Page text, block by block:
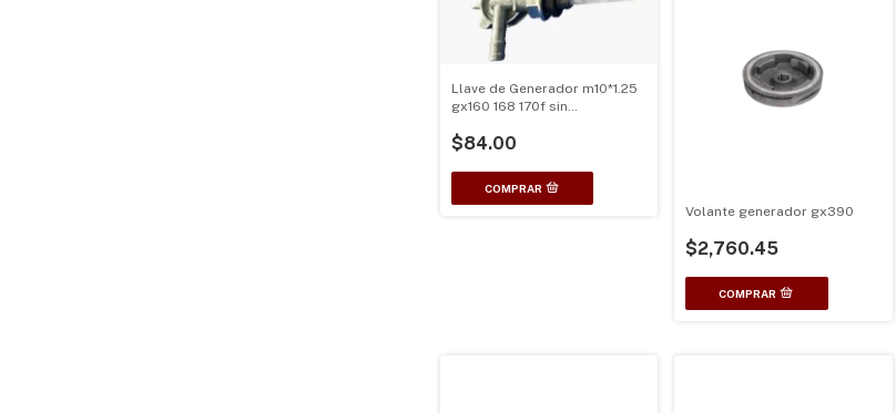
Llave de Generador m10*1.25
gx160 168 170f sin
$84.00
Volante generador gx390
$2,760.45